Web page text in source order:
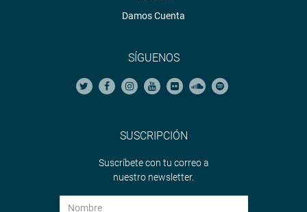
Damos Cuenta
SÍGUENOS
SUSCRIPCIÓN
Suscríbete con tu correo a
nuestro newsletter.